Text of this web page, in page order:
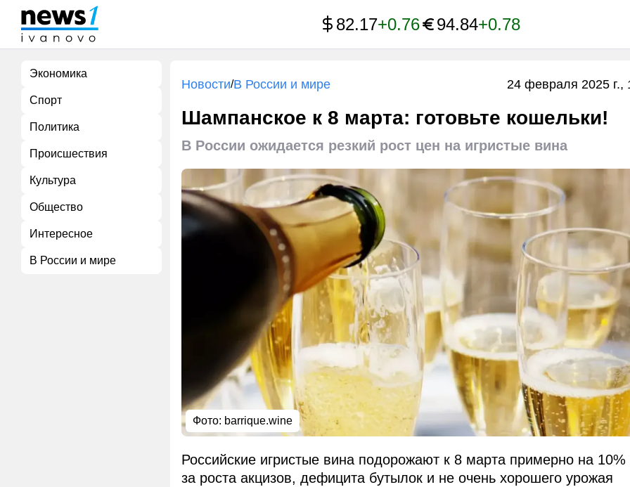
82.17+0.76 94.84+0.78
Экономика
Спорт
Политика
Происшествия
Культура
Общество
Интересное
В России и мире
Новости/В России и мире 24 февраля 2025 г.,
Шампанское к 8 марта: готовьте кошельки!
В России ожидается резкий рост цен на игристые вина
Фото: barrique.wine
Российские игристые вина подорожают к 8 марта примерно на 10%
за роста акцизов, дефицита бутылок и не очень хорошего урожая